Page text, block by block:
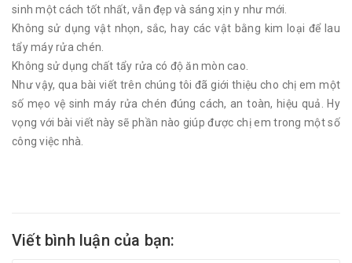
sinh một cách tốt nhất, vẫn đẹp và sáng xịn y như mới.
Không sử dụng vật nhọn, sắc, hay các vật bằng kim loại để lau
tẩy máy rửa chén.
Không sử dụng chất tẩy rửa có độ ăn mòn cao.
Như vậy, qua bài viết trên chúng tôi đã giới thiệu cho chị em một
số mẹo vệ sinh máy rửa chén đúng cách, an toàn, hiệu quả. Hy
vọng với bài viết này sẽ phần nào giúp được chị em trong một số
công việc nhà.
Viết bình luận của bạn: